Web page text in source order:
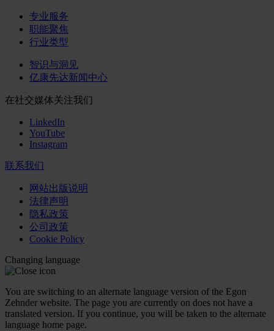
专业服务
职能聚焦
行业类型
智识与洞见
亿康先达新闻中心
在社交媒体关注我们
LinkedIn
YouTube
Instagram
联系我们
网站出版说明
法律声明
隐私政策
公司政策
Cookie Policy
Changing language
You are switching to an alternate language version of the Egon
Zehnder website. The page you are currently on does not have a
translated version. If you continue, you will be taken to the alternate
language home page.